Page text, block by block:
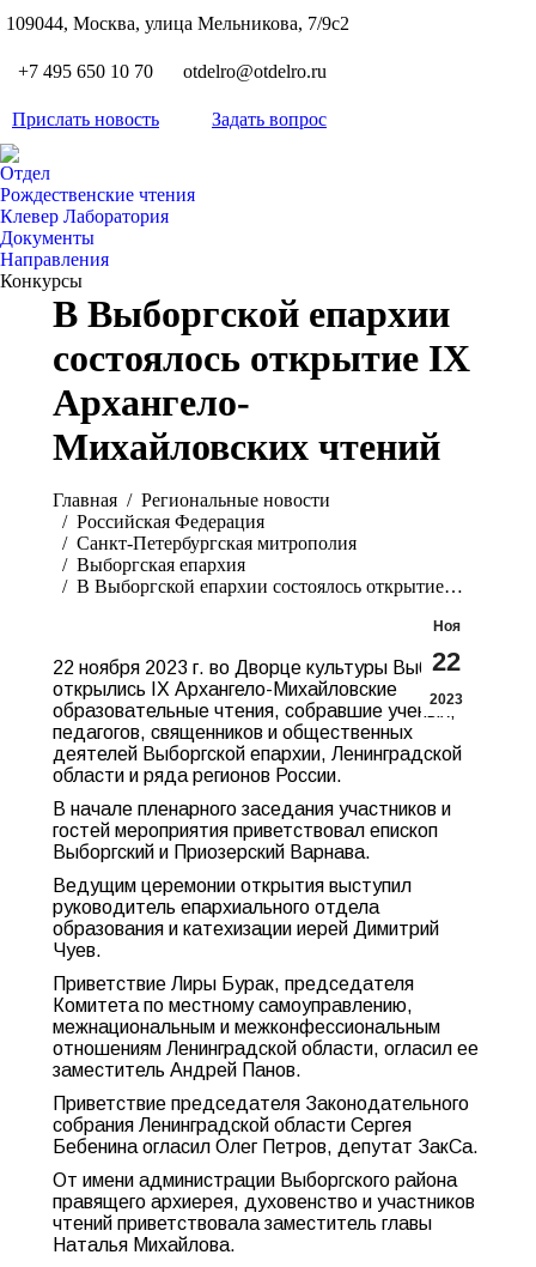
109044, Москва, улица Мельникова, 7/9с2
+7 495 650 10 70 otdelro@otdelro.ru
Прислать новость Задать вопрос
Отдел
Рождественские чтения
Клевер Лаборатория
Документы
Направления
Конкурсы
В Выборгской епархии
состоялось открытие IX
Архангело-
Михайловских чтений
Главная
Pегиональные новости
Российская Федерация
Санкт-Петербургская митрополия
Выборгская епархия
В Выборгской епархии состоялось открытие…
Ноя
22
2023
22 ноября 2023 г. во Дворце культуры Выборга
открылись IX Архангело-Михайловские
образовательные чтения, собравшие ученых,
педагогов, священников и общественных
деятелей Выборгской епархии, Ленинградской
области и ряда регионов России.
В начале пленарного заседания участников и
гостей мероприятия приветствовал епископ
Выборгский и Приозерский Варнава.
Ведущим церемонии открытия выступил
руководитель епархиального отдела
образования и катехизации иерей Димитрий
Чуев.
Приветствие Лиры Бурак, председателя
Комитета по местному самоуправлению,
межнациональным и межконфессиональным
отношениям Ленинградской области, огласил ее
заместитель Андрей Панов.
Приветствие председателя Законодательного
собрания Ленинградской области Сергея
Бебенина огласил Олег Петров, депутат ЗакСа.
От имени администрации Выборгского района
правящего архиерея, духовенство и участников
чтений приветствовала заместитель главы
Наталья Михайлова.